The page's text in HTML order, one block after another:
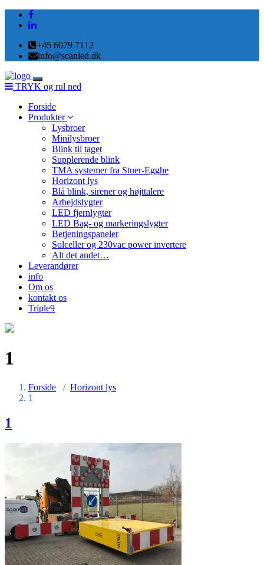
+45 6079 7112
info@scanled.dk
Toggle
navigation
TRYK og rul ned
Forside
Produkter
Lysbroer
Minilysbroer
Blink til taget
Supplerende blink
TMA systemer fra Stuer-Egghe
Horizont lys
Blå blink, sirener og højttalere
Arbejdslygter
LED fjernlygter
LED Bag- og markeringslygter
Betjeningspaneler
Solceller og 230vac power invertere
Alt det andet…
Leverandører
info
Om os
kontakt os
Triple9
1
Forside / Horizont lys
1
1